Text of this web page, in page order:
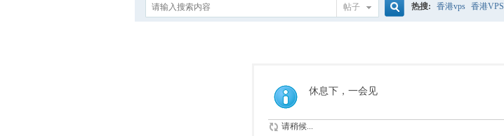
帖子 热搜: 香港vps 香港VPS
休息下，一会见
请稍候...